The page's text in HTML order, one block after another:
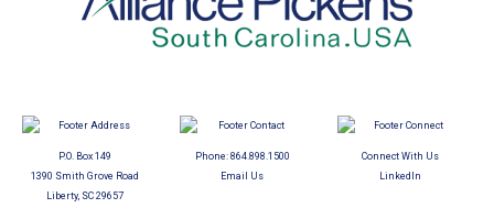
P.O. Box 149
1390 Smith Grove Road
Liberty, SC 29657
Phone: 864.898.1500
Email Us
Connect With Us
LinkedIn